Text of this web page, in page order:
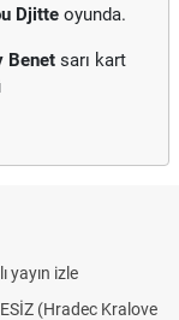
Djitte oyunda.
Benet sarı kart
yayın izle
(Hradec Kralove